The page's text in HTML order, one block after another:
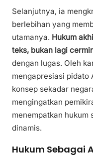
Selanjutnya, ia
berlebihan yang
utamanya. Hukum
teks, bukan lagi
dengan lugas. Oleh
mengapresiasi pidato
konsep sekadar
mengingatkan
menempatkan hukum
dinamis.
Hukum Sebagai